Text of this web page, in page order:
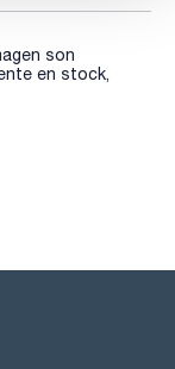
son
en stock,